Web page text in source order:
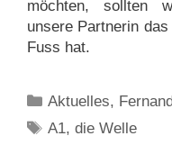
möchten, sollten
unsere Partnerin
Fuss hat.
Kategorien
Aktuelles,
Schlagwörter
A1,die Welle